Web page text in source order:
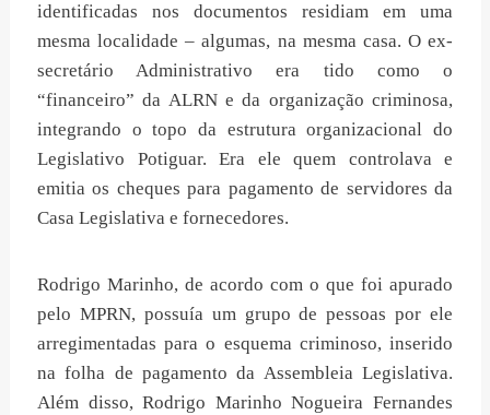
identificadas nos documentos residiam em uma
mesma localidade – algumas, na mesma casa. O ex-
secretário Administrativo era tido como o
“financeiro” da ALRN e da organização criminosa,
integrando o topo da estrutura organizacional do
Legislativo Potiguar. Era ele quem controlava e
emitia os cheques para pagamento de servidores da
Casa Legislativa e fornecedores.
Rodrigo Marinho, de acordo com o que foi apurado
pelo MPRN, possuía um grupo de pessoas por ele
arregimentadas para o esquema criminoso, inserido
na folha de pagamento da Assembleia Legislativa.
Além disso, Rodrigo Marinho Nogueira Fernandes